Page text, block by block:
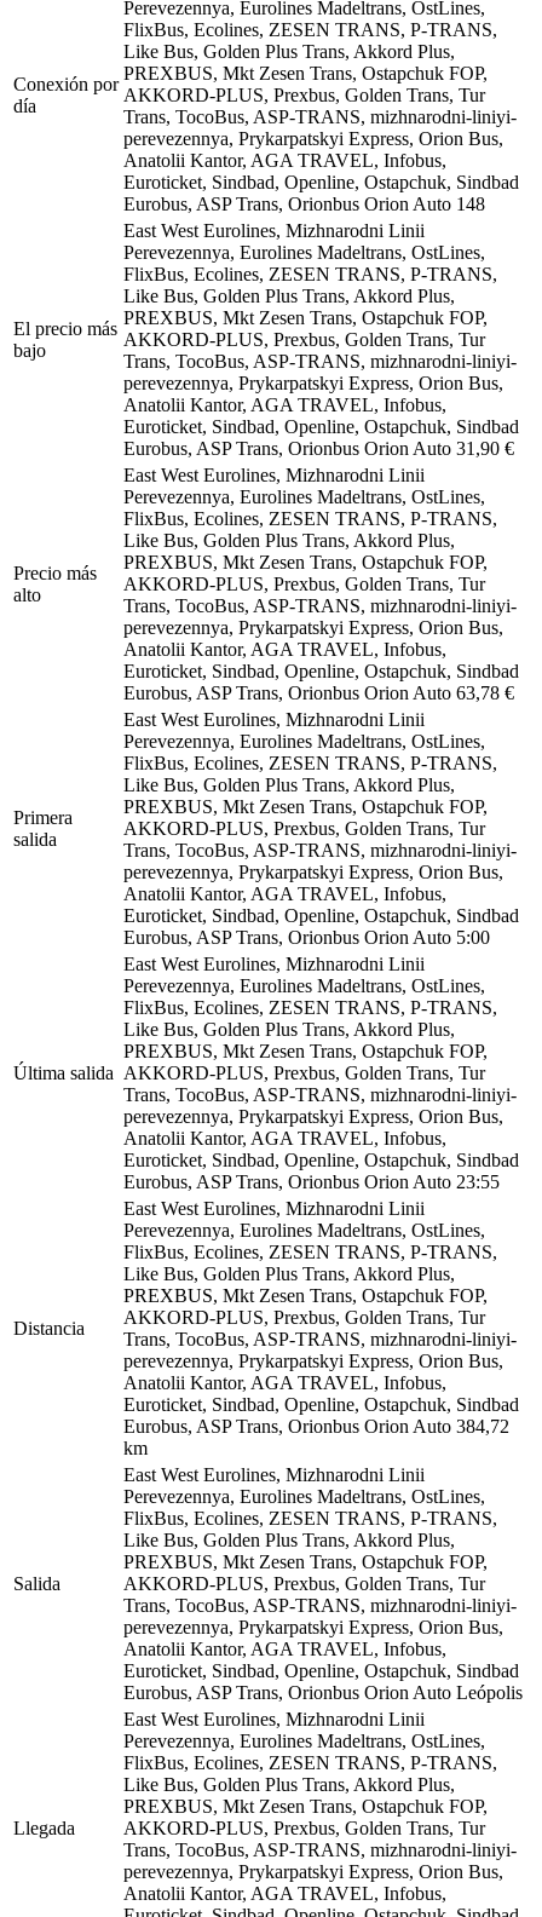
Conexión por
día
Perevezennya, Eurolines Madeltrans, OstLines,
FlixBus, Ecolines, ZESEN TRANS, P-TRANS,
Like Bus, Golden Plus Trans, Akkord Plus,
PREXBUS, Mkt Zesen Trans, Ostapchuk FOP,
AKKORD-PLUS, Prexbus, Golden Trans, Tur
Trans, TocoBus, ASP-TRANS, mizhnarodni-liniyi-
perevezennya, Prykarpatskyi Express, Orion Bus,
Anatolii Kantor, AGA TRAVEL, Infobus,
Euroticket, Sindbad, Openline, Ostapchuk, Sindbad
Eurobus, ASP Trans, Orionbus Orion Auto 148
El precio más
bajo
East West Eurolines, Mizhnarodni Linii
Perevezennya, Eurolines Madeltrans, OstLines,
FlixBus, Ecolines, ZESEN TRANS, P-TRANS,
Like Bus, Golden Plus Trans, Akkord Plus,
PREXBUS, Mkt Zesen Trans, Ostapchuk FOP,
AKKORD-PLUS, Prexbus, Golden Trans, Tur
Trans, TocoBus, ASP-TRANS, mizhnarodni-liniyi-
perevezennya, Prykarpatskyi Express, Orion Bus,
Anatolii Kantor, AGA TRAVEL, Infobus,
Euroticket, Sindbad, Openline, Ostapchuk, Sindbad
Eurobus, ASP Trans, Orionbus Orion Auto 31,90 €
Precio más
alto
East West Eurolines, Mizhnarodni Linii
Perevezennya, Eurolines Madeltrans, OstLines,
FlixBus, Ecolines, ZESEN TRANS, P-TRANS,
Like Bus, Golden Plus Trans, Akkord Plus,
PREXBUS, Mkt Zesen Trans, Ostapchuk FOP,
AKKORD-PLUS, Prexbus, Golden Trans, Tur
Trans, TocoBus, ASP-TRANS, mizhnarodni-liniyi-
perevezennya, Prykarpatskyi Express, Orion Bus,
Anatolii Kantor, AGA TRAVEL, Infobus,
Euroticket, Sindbad, Openline, Ostapchuk, Sindbad
Eurobus, ASP Trans, Orionbus Orion Auto 63,78 €
Primera
salida
East West Eurolines, Mizhnarodni Linii
Perevezennya, Eurolines Madeltrans, OstLines,
FlixBus, Ecolines, ZESEN TRANS, P-TRANS,
Like Bus, Golden Plus Trans, Akkord Plus,
PREXBUS, Mkt Zesen Trans, Ostapchuk FOP,
AKKORD-PLUS, Prexbus, Golden Trans, Tur
Trans, TocoBus, ASP-TRANS, mizhnarodni-liniyi-
perevezennya, Prykarpatskyi Express, Orion Bus,
Anatolii Kantor, AGA TRAVEL, Infobus,
Euroticket, Sindbad, Openline, Ostapchuk, Sindbad
Eurobus, ASP Trans, Orionbus Orion Auto 5:00
Última salida
East West Eurolines, Mizhnarodni Linii
Perevezennya, Eurolines Madeltrans, OstLines,
FlixBus, Ecolines, ZESEN TRANS, P-TRANS,
Like Bus, Golden Plus Trans, Akkord Plus,
PREXBUS, Mkt Zesen Trans, Ostapchuk FOP,
AKKORD-PLUS, Prexbus, Golden Trans, Tur
Trans, TocoBus, ASP-TRANS, mizhnarodni-liniyi-
perevezennya, Prykarpatskyi Express, Orion Bus,
Anatolii Kantor, AGA TRAVEL, Infobus,
Euroticket, Sindbad, Openline, Ostapchuk, Sindbad
Eurobus, ASP Trans, Orionbus Orion Auto 23:55
Distancia
East West Eurolines, Mizhnarodni Linii
Perevezennya, Eurolines Madeltrans, OstLines,
FlixBus, Ecolines, ZESEN TRANS, P-TRANS,
Like Bus, Golden Plus Trans, Akkord Plus,
PREXBUS, Mkt Zesen Trans, Ostapchuk FOP,
AKKORD-PLUS, Prexbus, Golden Trans, Tur
Trans, TocoBus, ASP-TRANS, mizhnarodni-liniyi-
perevezennya, Prykarpatskyi Express, Orion Bus,
Anatolii Kantor, AGA TRAVEL, Infobus,
Euroticket, Sindbad, Openline, Ostapchuk, Sindbad
Eurobus, ASP Trans, Orionbus Orion Auto 384,72
km
Salida
East West Eurolines, Mizhnarodni Linii
Perevezennya, Eurolines Madeltrans, OstLines,
FlixBus, Ecolines, ZESEN TRANS, P-TRANS,
Like Bus, Golden Plus Trans, Akkord Plus,
PREXBUS, Mkt Zesen Trans, Ostapchuk FOP,
AKKORD-PLUS, Prexbus, Golden Trans, Tur
Trans, TocoBus, ASP-TRANS, mizhnarodni-liniyi-
perevezennya, Prykarpatskyi Express, Orion Bus,
Anatolii Kantor, AGA TRAVEL, Infobus,
Euroticket, Sindbad, Openline, Ostapchuk, Sindbad
Eurobus, ASP Trans, Orionbus Orion Auto Leópolis
Llegada
East West Eurolines, Mizhnarodni Linii
Perevezennya, Eurolines Madeltrans, OstLines,
FlixBus, Ecolines, ZESEN TRANS, P-TRANS,
Like Bus, Golden Plus Trans, Akkord Plus,
PREXBUS, Mkt Zesen Trans, Ostapchuk FOP,
AKKORD-PLUS, Prexbus, Golden Trans, Tur
Trans, TocoBus, ASP-TRANS, mizhnarodni-liniyi-
perevezennya, Prykarpatskyi Express, Orion Bus,
Anatolii Kantor, AGA TRAVEL, Infobus,